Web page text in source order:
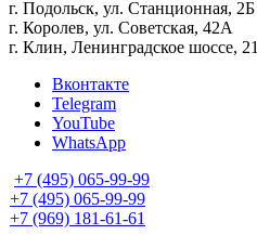
г. Подольск, ул. Станционная, 2Б
г. Королев, ул. Советская, 42А
г. Клин, Ленинградское шоссе, 21
Вконтакте
Telegram
YouTube
WhatsApp
+7 (495) 065-99-99
+7 (495) 065-99-99
+7 (969) 181-61-61